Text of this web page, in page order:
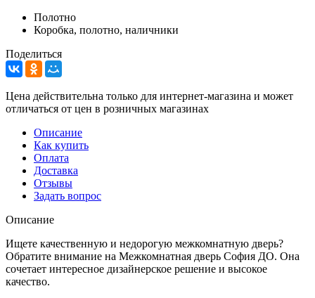
Полотно
Коробка, полотно, наличники
Поделиться
Цена действительна только для интернет-магазина и может
отличаться от цен в розничных магазинах
Описание
Как купить
Оплата
Доставка
Отзывы
Задать вопрос
Описание
Ищете качественную и недорогую межкомнатную дверь?
Обратите внимание на Межкомнатная дверь София ДО. Она
сочетает интересное дизайнерское решение и высокое
качество.